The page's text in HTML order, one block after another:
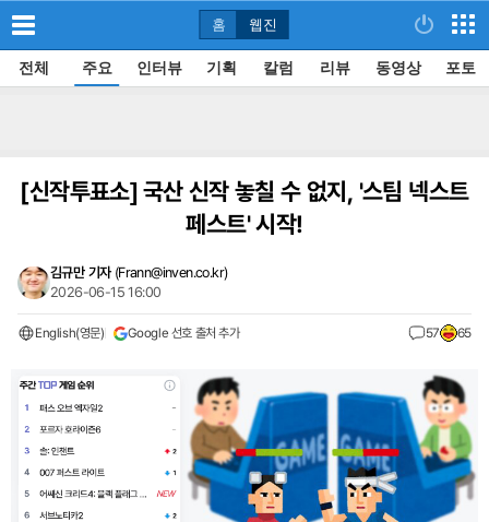
홈 웹진
전체 주요 인터뷰 기획 칼럼 리뷰 동영상 포토
[신작투표소]국산 신작 놓칠 수 없지, '스팀 넥스트
페스트' 시작!
김규만 기자 (Frann@inven.co.kr)
2026-06-15 16:00
English(영문) Google 선호 출처 추가 57 65